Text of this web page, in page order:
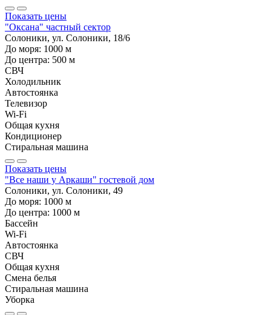
Показать цены
"Оксана" частный сектор
Солоники, ул. Солоники, 18/6
До моря: 1000 м
До центра: 500 м
СВЧ
Холодильник
Автостоянка
Телевизор
Wi-Fi
Общая кухня
Кондиционер
Стиральная машина
Показать цены
"Все наши у Аркаши" гостевой дом
Солоники, ул. Солоники, 49
До моря: 1000 м
До центра: 1000 м
Бассейн
Wi-Fi
Автостоянка
СВЧ
Общая кухня
Смена белья
Стиральная машина
Уборка